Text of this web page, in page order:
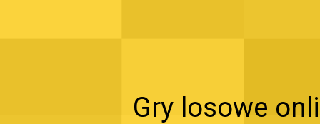
Gry losowe